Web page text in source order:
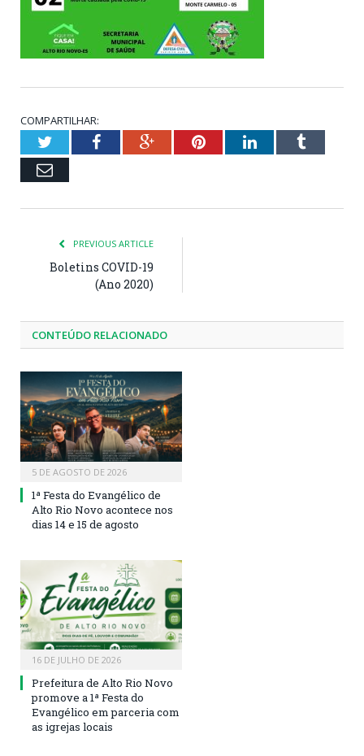
COMPARTILHAR:
TwitterFacebookGoogle+PinterestLinkedInTumblr
Email
PREVIOUS ARTICLE
Boletins COVID-19
(Ano 2020)
CONTEÚDO RELACIONADO
5 DE AGOSTO DE 2026
1ª Festa do Evangélico de
Alto Rio Novo acontece nos
dias 14 e 15 de agosto
16 DE JULHO DE 2026
Prefeitura de Alto Rio Novo
promove a 1ª Festa do
Evangélico em parceria com
as igrejas locais